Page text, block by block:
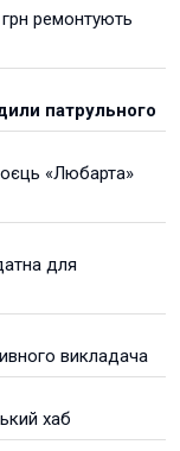
ремонтують
патрульного
«Любарта»
для
викладача
хаб